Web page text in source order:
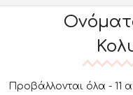
Προβάλλονται όλα - 11